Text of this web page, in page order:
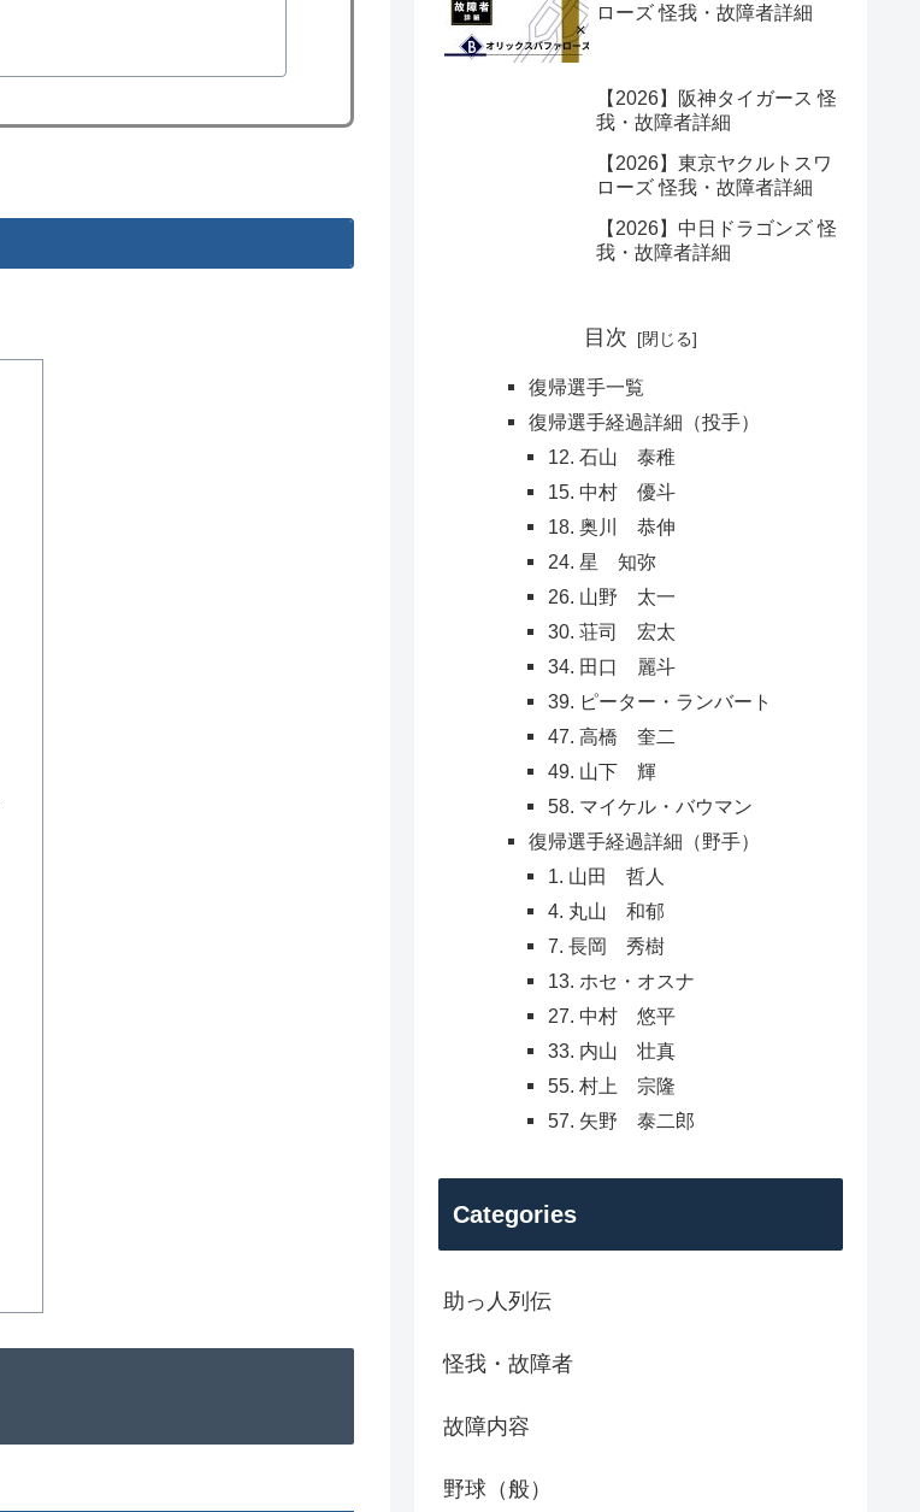
ローズ 怪我・故障者詳細
【2026】阪神タイガース 怪
我・故障者詳細
【2026】東京ヤクルトスワ
ローズ 怪我・故障者詳細
【2026】中日ドラゴンズ 怪
我・故障者詳細
目次
復帰選手一覧
復帰選手経過詳細（投手）
12. 石山 泰稚
15. 中村 優斗
18. 奥川 恭伸
24. 星 知弥
26. 山野 太一
30. 荘司 宏太
34. 田口 麗斗
39. ピーター・ランバート
47. 高橋 奎二
49. 山下 輝
58. マイケル・バウマン
復帰選手経過詳細（野手）
1. 山田 哲人
4. 丸山 和郁
7. 長岡 秀樹
13. ホセ・オスナ
27. 中村 悠平
33. 内山 壮真
55. 村上 宗隆
57. 矢野 泰二郎
Categories
助っ人列伝
怪我・故障者
故障内容
野球（般）